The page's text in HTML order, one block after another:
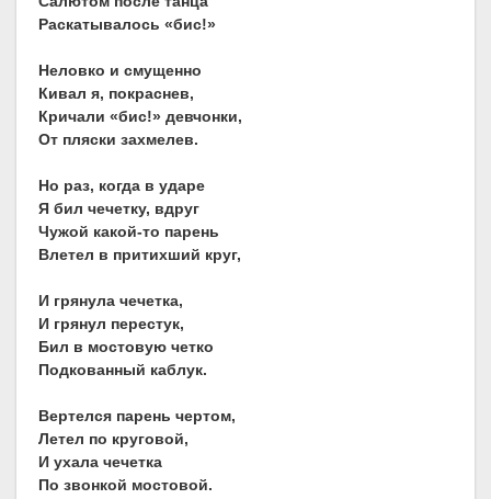
Раскатывалось «бис!»
Неловко и смущенно
Кивал я, покраснев,
Кричали «бис!» девчонки,
От пляски захмелев.
Но раз, когда в ударе
Я бил чечетку, вдруг
Чужой какой-то парень
Влетел в притихший круг,
И грянула чечетка,
И грянул перестук,
Бил в мостовую четко
Подкованный каблук.
Вертелся парень чертом,
Летел по круговой,
И ухала чечетка
По звонкой мостовой.